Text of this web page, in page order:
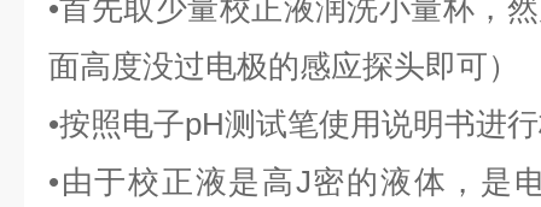
•首先取少量校正液润洗小量杯，
面高度没过电极的感应探头即可）
•按照电子pH测试笔使用说明书进
•由于校正液是高J密的液体，是